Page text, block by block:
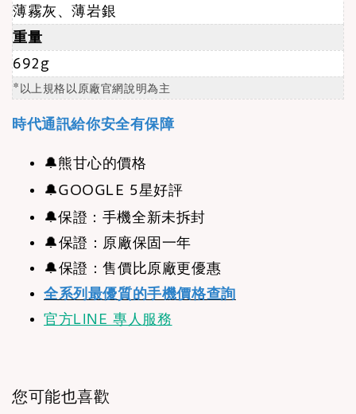
薄霧灰、薄岩銀
重量
692g
*以上規格以原廠官網說明為主
時代通訊給你安全有保障
🔔熊甘心的價格
🔔GOOGLE 5星好評
🔔保證：手機全新未拆封
🔔保證：原廠保固一年
🔔保證：售價比原廠更優惠
全系列最優質的手機價格查詢
官方LINE 專人服務
您可能也喜歡